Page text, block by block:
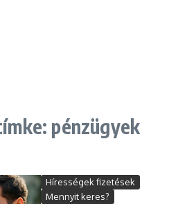
pénzügyek
Hírességek fizetések
Mennyit keres?